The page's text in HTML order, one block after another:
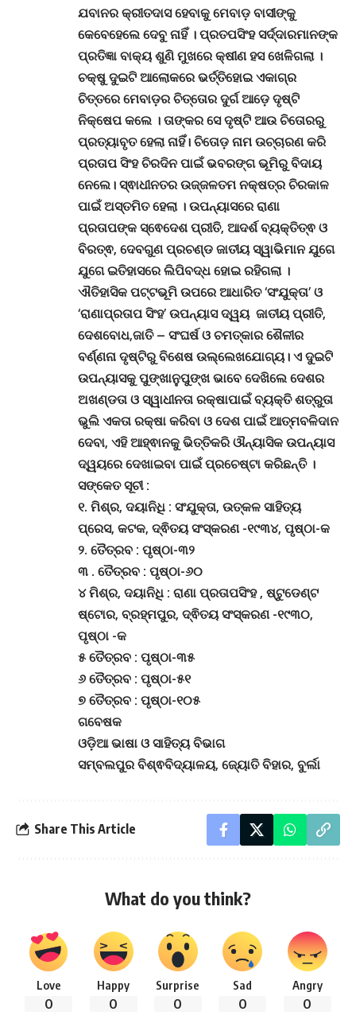
ଯବାନର କ୍ରୀତଦାସ ହେବାକୁ ମେବାଡ଼ ବାସୀଙ୍କୁ
କେବେହେଲେ ଦେବୁ ନାହିଁ । ପ୍ରତପସିଂହ ସର୍ଦ୍ଦାରମାନଙ୍କ
ପ୍ରତିଜ୍ଞା ବାକ୍ୟ ଶୁଣି ମୁଖରେ କ୍ଷୀଣ ହସ ଖେଳିଗଲା ।
ଚକ୍ଷୁ ଦୁଇଟି ଆଲୋକରେ ଭର୍ତ୍ତିହୋଇ ଏକାଗ୍ର
ଚିତ୍ତରେ ମେବାଡ଼ର ଚିତ୍ତୋର ଦୁର୍ଗ ଆଡ଼େ ଦୃଷ୍ଟି
ନିକ୍ଷେପ କଲେ । ତାଙ୍କର ସେ ଦୃଷ୍ଟି ଆଉ ଚିତୋରରୁ
ପ୍ରତ୍ୟାବୃତ ହେଲା ନାହିଁ। ଚିତୋଡ଼ ନାମ ଉଚ୍ଚାରଣ କରି
ପ୍ରତାପ ସିଂହ ଚିରଦିନ ପାଇଁ ଭବରଙ୍ଗ ଭୂମିରୁ ବିଦାୟ
ନେଲେ। ସ୍ଵାଧୀନତର ଉଜ୍ଜଳତମ ନକ୍ଷତ୍ର ଚିରକାଳ
ପାଇଁ ଅସ୍ତମିତ ହେଲା । ଉପନ୍ୟାସରେ ରାଣା
ପ୍ରତାପଙ୍କ ସ୍ଵେଦେଶ ପ୍ରୀତି, ଆଦର୍ଶ ବ୍ୟକ୍ତିତ୍ଵ ଓ
ବିରତ୍ଵ, ଦେବଗୁଣ ପ୍ରଚଣ୍ଡ ଜାତୀୟ ସ୍ୱାଭିମାନ ଯୁଗେ
ଯୁଗେ ଇତିହାସରେ ଲିପିବଦ୍ଧ ହୋଇ ରହିଗଲା ।
ଐତିହାସିକ ପଟ୍ଟଭୂମି ଉପରେ ଆଧାରିତ‘ସଂଯୁକ୍ତା’ ଓ
‘ରାଣାପ୍ରତାପ ସିଂହ’ ଉପନ୍ୟାସ ଦ୍ୱୟ ଜାତୀୟ ପ୍ରୀତି,
ଦେଶବୋଧ,ଜାତି – ସଂଘର୍ଷ ଓ ଚମତ୍କାର ଶୈଳୀର
ବର୍ଣ୍ଣନା ଦୃଷ୍ଟିରୁ ବିଶେଷ ଉଲ୍ଲେଖଯୋଗ୍ୟ। ଏ ଦୁଇଟି
ଉପନ୍ୟାସକୁ ପୁଙ୍ଖାନୁପୁଙ୍ଖ ଭାବେ ଦେଖିଲେ ଦେଶର
ଅଖଣ୍ଡତା ଓ ସ୍ୱାଧୀନତା ରକ୍ଷାପାଇଁ ବ୍ୟକ୍ତି ଶତ୍ରୁତା
ଭୁଲି ଏକତା ରକ୍ଷା କରିବା ଓ ଦେଶ ପାଇଁ ଆତ୍ମବଳିଦାନ
ଦେବା, ଏହି ଆହ୍ଵାନକୁ ଭିତ୍ତିକରି ଔନ୍ୟାସିକ ଉପନ୍ୟାସ
ଦ୍ୱୟରେ ଦେଖାଇବା ପାଇଁ ପ୍ରଚେଷ୍ଟା କରିଛନ୍ତି ।
ସଙ୍କେତ ସୂଚୀ :
୧. ମିଶ୍ର, ଦୟାନିଧି : ସଂଯୁକ୍ତା, ଉତ୍କଳ ସାହିତ୍ୟ
ପ୍ରେସ, କଟକ, ଦ୍ଵିତୟ ସଂସ୍କରଣ -୧୯୩୪, ପୃଷ୍ଠା-କ
୨. ତୈତ୍ରବ : ପୃଷ୍ଠା-୩୨
୩ . ତୈତ୍ରବ : ପୃଷ୍ଠା-୬୦
୪ ମିଶ୍ର, ଦୟାନିଧି : ରାଣା ପ୍ରତାପସିଂହ , ଷ୍ଟୁଡେଣ୍ଟ
ଷ୍ଟୋର, ବ୍ରହ୍ମପୁର, ଦ୍ଵିତୟ ସଂସ୍କରଣ -୧୯୩୦,
ପୃଷ୍ଠା -କ
୫ ତୈତ୍ରବ : ପୃଷ୍ଠା-୩୫
୬ ତୈତ୍ରବ : ପୃଷ୍ଠା-୫୧
୭ ତୈତ୍ରବ : ପୃଷ୍ଠା-୧୦୫
ଗବେଷକ
ଓଡ଼ିଆ ଭାଷା ଓ ସାହିତ୍ୟ ବିଭାଗ
ସମ୍ବଲପୁର ବିଶ୍ଵବିଦ୍ୟାଳୟ, ଜ୍ୟୋତି ବିହାର, ବୁର୍ଲା
Share This Article
What do you think?
Love
0
Happy
0
Surprise
0
Sad
0
Angry
0